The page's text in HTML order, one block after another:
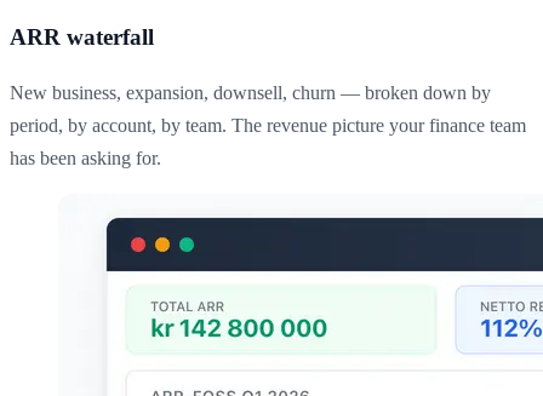
ARR waterfall
New business, expansion, downsell, churn — broken down by
period, by account, by team. The revenue picture your finance team
has been asking for.